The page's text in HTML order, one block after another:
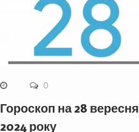
0
Гороскоп на 28 вересня
2024 року